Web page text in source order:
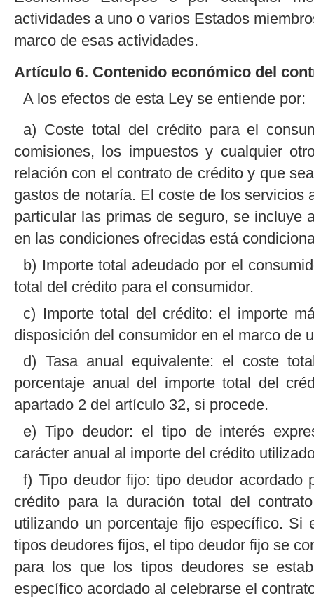
actividades a uno o varios Estados
marco de esas actividades.
Artículo 6. Contenido económico del
A los efectos de esta Ley se entiende por:
a) Coste total del crédito para el
comisiones, los impuestos y cualquier
relación con el contrato de crédito y que
gastos de notaría. El coste de los servicios
particular las primas de seguro, se incluye
en las condiciones ofrecidas está
b) Importe total adeudado por el
total del crédito para el consumidor.
c) Importe total del crédito: el importe
disposición del consumidor en el marco de
d) Tasa anual equivalente: el coste
porcentaje anual del importe total del
apartado 2 del artículo 32, si procede.
e) Tipo deudor: el tipo de interés
carácter anual al importe del crédito
f) Tipo deudor fijo: tipo deudor
crédito para la duración total del
utilizando un porcentaje fijo específico.
tipos deudores fijos, el tipo deudor fijo se
para los que los tipos deudores se
específico acordado al celebrarse el